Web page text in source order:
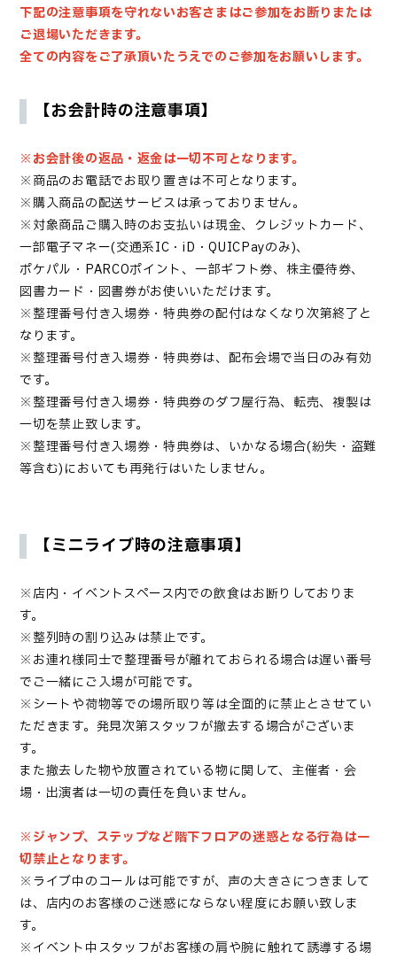
下記の注意事項を守れないお客さまはご参加をお断りまたは
ご退場いただきます。
全ての内容をご了承頂いたうえでのご参加をお願いします。
【お会計時の注意事項】
※お会計後の返品・返金は一切不可となります。
※商品のお電話でお取り置きは不可となります。
※購入商品の配送サービスは承っておりません。
※対象商品ご購入時のお支払いは現金、クレジットカード、
一部電子マネー(交通系IC・iD・QUICPayのみ)、
ポケパル・PARCOポイント、一部ギフト券、株主優待券、
図書カード・図書券がお使いいただけます。
※整理番号付き入場券 ・特典券の配付はなくなり次第終了と
なります。
※整理番号付き入場券 ・特典券は、配布会場で当日のみ有効
です。
※整理番号付き入場券・特典券のダフ屋行為、転売、複製は
一切を禁止致します。
※整理番号付き入場券 ・特典券は、いかなる場合(紛失・盗難
等含む)においても再発行はいたしません。
【ミニライブ時の注意事項】
※店内・イベントスペース内での飲食はお断りしておりま
す。
※整列時の割り込みは禁止です。
※お連れ様同士で整理番号が離れておられる場合は遅い番号
でご一緒にご入場が可能です。
※シートや荷物等での場所取り等は全面的に禁止とさせてい
ただきます。発見次第スタッフが撤去する場合がございま
す。
また撤去した物や放置されている物に関して、主催者・会
場・出演者は一切の責任を負いません。
※ジャンプ、ステップなど階下フロアの迷惑となる行為は一
切禁止となります。
※ライブ中のコールは可能ですが、声の大きさにつきまして
は、店内のお客様のご迷惑にならない程度にお願い致しま
す。
※イベント中スタッフがお客様の肩や腕に触れて誘導する場